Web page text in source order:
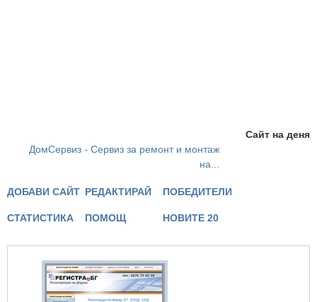
Сайт на деня
ДомСервиз - Сервиз за ремонт и монтаж
на...
ДОБАВИ САЙТ РЕДАКТИРАЙ ПОБЕДИТЕЛИ
СТАТИСТИКА ПОМОЩ НОВИТЕ 20